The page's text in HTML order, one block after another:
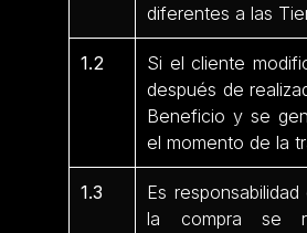
diferentes a las
1.2
Si el cliente
después de
Beneficio y se
el momento de la
1.3
Es
la compra se